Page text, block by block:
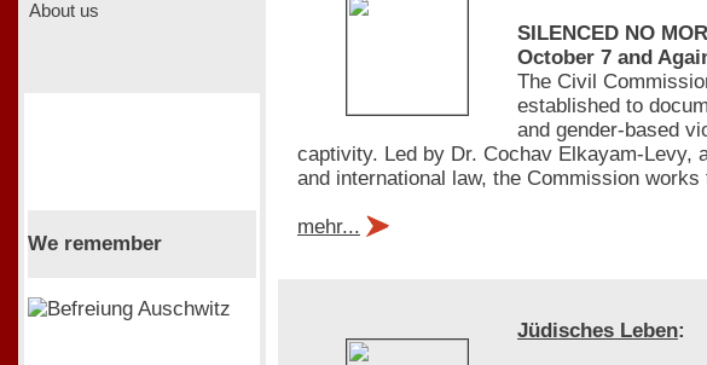
About us
We remember
SILENCED NO
October 7 and
The Civil
established to
and gender-based
captivity. Led by Dr. Cochav Elkayam-Levy,
and international law, the Commission
mehr...
Jüdisches Leben: